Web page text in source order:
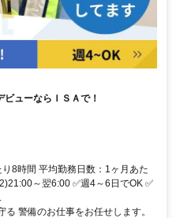
ューならＩＳＡで！
8時間 平均勤務日数：1ヶ月あた
～翌6:00 ✅週4～6日でOK ✅
警備のお仕事をお任せします。